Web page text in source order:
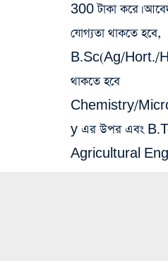
300 টাকা করে।
যোগ্যতা থাকতে হবে,
B.Sc(Ag/Hort./
থাকতে হবে
Chemistry/
y এর উপর এবং
Agricultural